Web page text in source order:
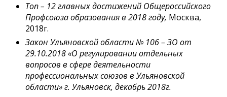
Топ – 12 главных достижений Общероссийского
Профсоюза образования в 2018 году, Москва,
2018г.
Закон Ульяновской области № 106 – ЗО от
29.10.2018 «О регулировании отдельных
вопросов в сфере деятельности
профессиональных союзов в Ульяновской
области» г. Ульяновск, декабрь 2018г.